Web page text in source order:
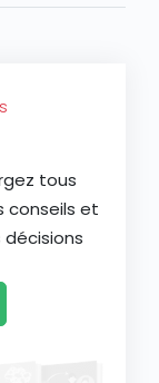
tous
conseils et